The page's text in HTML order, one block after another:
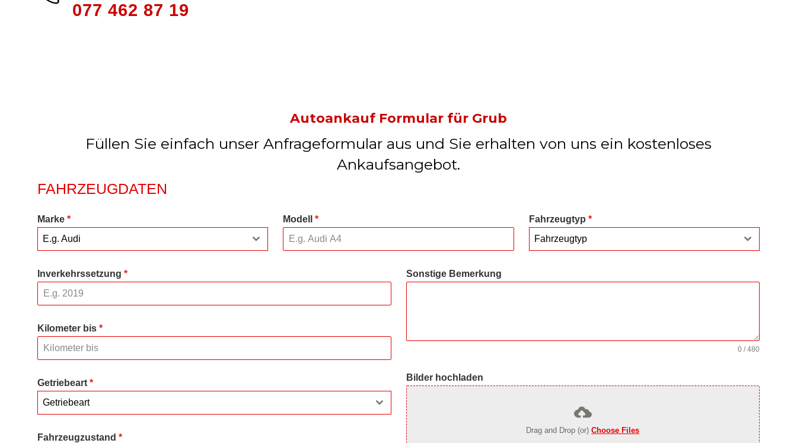
077 462 87 19
Autoankauf Formular für Grub
Füllen Sie einfach unser Anfrageformular aus und Sie erhalten von uns ein kostenloses
Ankaufsangebot.
FAHRZEUGDATEN
Marke *
E.g. Audi
Modell* Fahrzeugtyp *
Fahrzeugtyp
Inverkehrssetzung *
Kilometer bis *
Getriebeart *
Getriebeart
Fahrzeugzustand *
Sonstige Bemerkung
0 / 480
Bilder hochladen
Drag and Drop (or)Choose Files